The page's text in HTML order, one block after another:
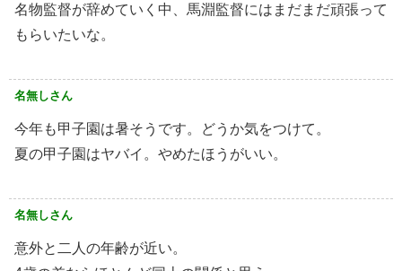
名物監督が辞めていく中、馬淵監督にはまだまだ頑張って
もらいたいな。
名無しさん
今年も甲子園は暑そうです。どうか気をつけて。
夏の甲子園はヤバイ。やめたほうがいい。
名無しさん
意外と二人の年齢が近い。